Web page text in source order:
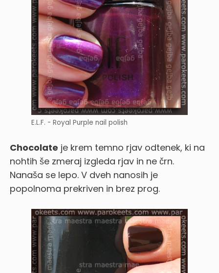
E.L.F. - Royal Purple nail polish
Chocolate je krem temno rjav odtenek, ki na
nohtih še zmeraj izgleda rjav in ne črn.
Nanaša se lepo. V dveh nanosih je
popolnoma prekriven in brez prog.